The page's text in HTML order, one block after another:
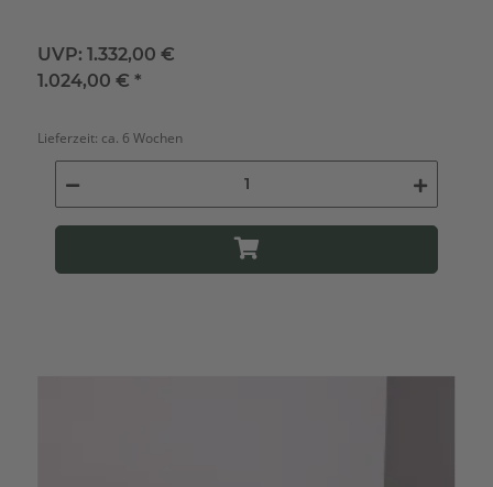
UVP: 1.332,00 €
1.024,00 €*
Lieferzeit: ca. 6 Wochen